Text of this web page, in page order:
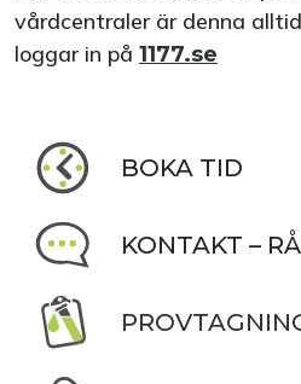
vårdcentraler är denna
loggar in på 1177.se
BOKA TID
KONTAKT –